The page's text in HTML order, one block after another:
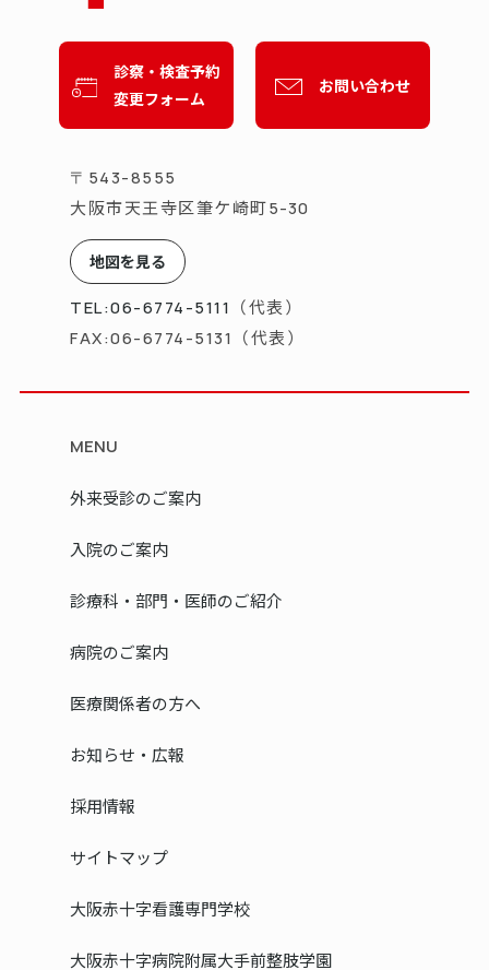
〒543-8555
大阪市天王寺区筆ケ崎町5-30
地図を見る
TEL:06-6774-5111 （代表）
FAX:06-6774-5131
（代表）
診察・検査予約
変更フォーム
お問い合わせ
MENU
外来受診のご案内
入院のご案内
診療科・部門・医師のご紹介
病院のご案内
医療関係者の方へ
お知らせ・広報
採用情報
サイトマップ
大阪赤十字看護専門学校
大阪赤十字病院附属大手前整肢学園